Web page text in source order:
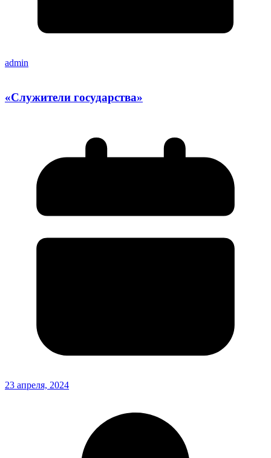
admin
«Служители государства»
23 апреля, 2024